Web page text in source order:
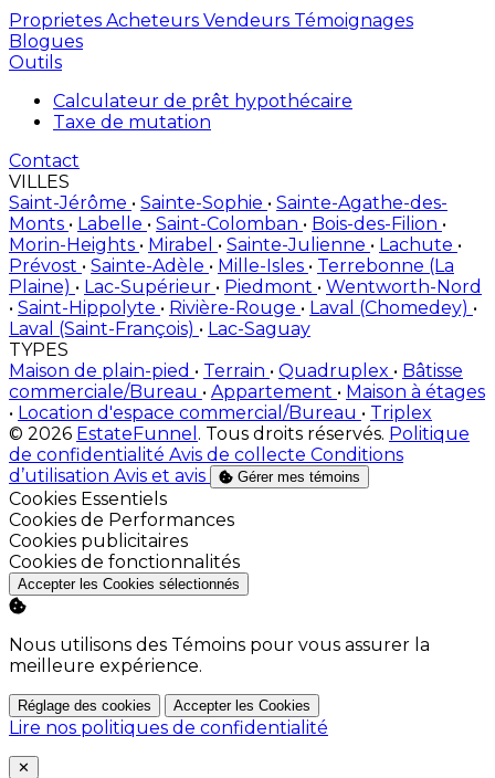
Proprietes Acheteurs Vendeurs Témoignages
Blogues
Outils
Calculateur de prêt hypothécaire
Taxe de mutation
Contact
VILLES
Saint-Jérôme • Sainte-Sophie • Sainte-Agathe-des-
Monts • Labelle • Saint-Colomban • Bois-des-Filion •
Morin-Heights • Mirabel • Sainte-Julienne • Lachute •
Prévost • Sainte-Adèle • Mille-Isles • Terrebonne (La
Plaine) • Lac-Supérieur • Piedmont • Wentworth-Nord
• Saint-Hippolyte • Rivière-Rouge • Laval (Chomedey) •
Laval (Saint-François) • Lac-Saguay
TYPES
Maison de plain-pied • Terrain • Quadruplex • Bâtisse
commerciale/Bureau • Appartement • Maison à étages
• Location d'espace commercial/Bureau • Triplex
© 2026 EstateFunnel . Tous droits réservés. Politique
de confidentialité Avis de collecte Conditions
d’utilisation Avis et avis Gérer mes témoins
Activer
Cookies Essentiels
Activer
Cookies de Performances
Activer
Cookies publicitaires
Activer
Cookies de fonctionnalités
Accepter les Cookies sélectionnés
Nous utilisons des Témoins pour vous assurer la
meilleure expérience.
Réglage des cookies Accepter les Cookies
Lire nos politiques de confidentialité
Close
✕